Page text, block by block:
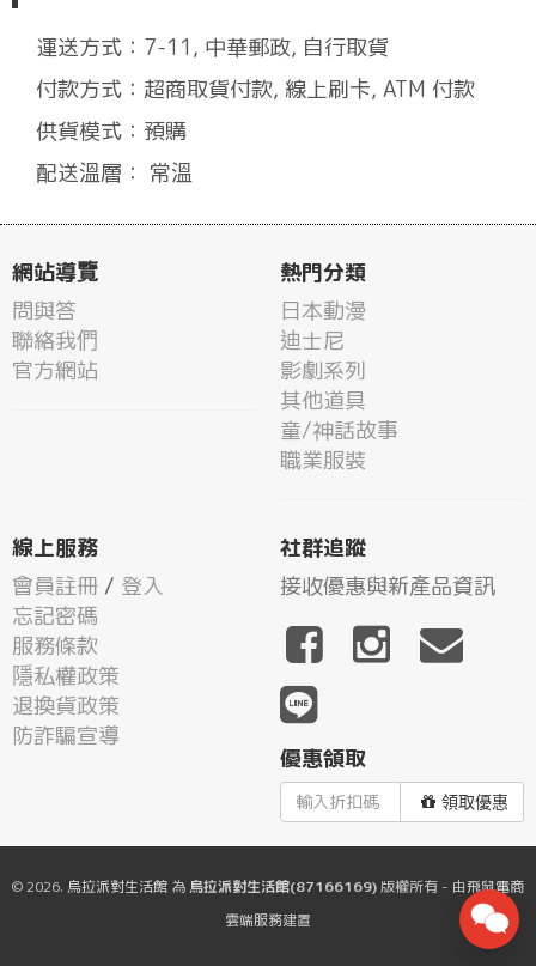
運送方式：7-11, 中華郵政, 自行取貨
付款方式：超商取貨付款, 線上刷卡, ATM 付款
供貨模式：預購
配送溫層： 常溫
網站導覽
問與答
聯絡我們
官方網站
熱門分類
日本動漫
迪士尼
影劇系列
其他道具
童/神話故事
職業服裝
線上服務
會員註冊 / 登入
忘記密碼
服務條款
隱私權政策
退換貨政策
防詐騙宣導
社群追蹤
接收優惠與新產品資訊
優惠領取
領取優惠
© 2026. 烏拉派對生活館 為 烏拉派對生活館(87166169)版權所有 - 由飛鼠電商
雲端服務建置